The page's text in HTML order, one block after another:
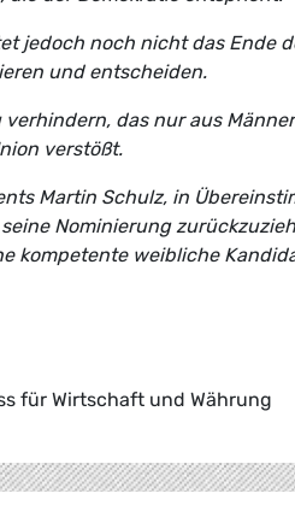
jedoch noch nicht das Ende
und entscheiden.
das nur aus
verstößt.
Martin Schulz, in
Nominierung
kompetente weibliche
für Wirtschaft und Währung